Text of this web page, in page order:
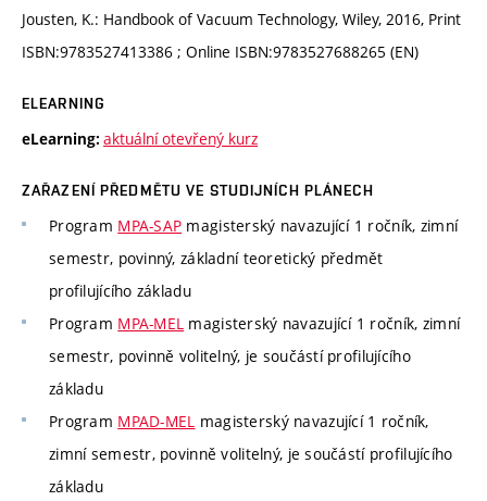
Jousten, K.: Handbook of Vacuum Technology, Wiley, 2016, Print
ISBN:9783527413386 ; Online ISBN:9783527688265 (EN)
ELEARNING
eLearning: aktuální otevřený kurz
ZAŘAZENÍ PŘEDMĚTU VE STUDIJNÍCH PLÁNECH
Program MPA-SAP magisterský navazující 1 ročník, zimní
semestr, povinný, základní teoretický předmět
profilujícího základu
Program MPA-MEL magisterský navazující 1 ročník, zimní
semestr, povinně volitelný, je součástí profilujícího
základu
Program MPAD-MEL magisterský navazující 1 ročník,
zimní semestr, povinně volitelný, je součástí profilujícího
základu